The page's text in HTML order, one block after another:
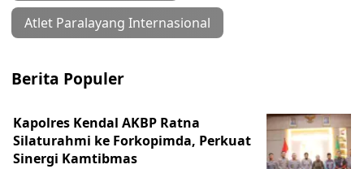
Atlet Paralayang Internasional
Berita Populer
Kapolres Kendal AKBP Ratna
Silaturahmi ke Forkopimda, Perkuat
Sinergi Kamtibmas